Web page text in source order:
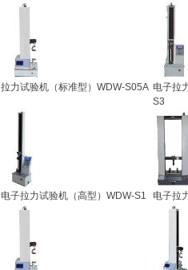
拉力试验机（标准型）WDW-S05A 电子拉
S3
电子拉力试验机（高型）WDW-S1 电子拉